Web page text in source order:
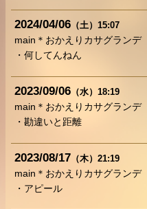
2024 04 06 （土） 15:07
main＊おかえりカサグランデ
・何してんねん
2023 09 06 （水） 18:19
main＊おかえりカサグランデ
・勘違いと距離
2023 08 17 （木） 21:19
main＊おかえりカサグランデ
・アピール